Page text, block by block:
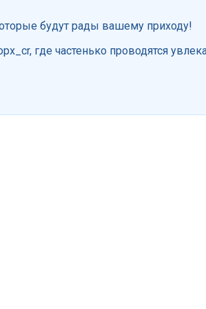
будут рады вашему приходу!
где частенько проводятся